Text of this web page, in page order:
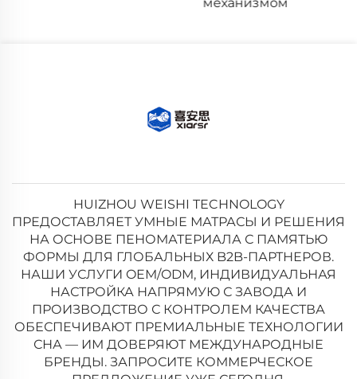
HUIZHOU WEISHI TECHNOLOGY
ПРЕДОСТАВЛЯЕТ УМНЫЕ МАТРАСЫ И РЕШЕНИЯ
НА ОСНОВЕ ПЕНОМАТЕРИАЛА С ПАМЯТЬЮ
ФОРМЫ ДЛЯ ГЛОБАЛЬНЫХ B2B-ПАРТНЕРОВ.
НАШИ УСЛУГИ OEM/ODM, ИНДИВИДУАЛЬНАЯ
НАСТРОЙКА НАПРЯМУЮ С ЗАВОДА И
ПРОИЗВОДСТВО С КОНТРОЛЕМ КАЧЕСТВА
ОБЕСПЕЧИВАЮТ ПРЕМИАЛЬНЫЕ ТЕХНОЛОГИИ
СНА — ИМ ДОВЕРЯЮТ МЕЖДУНАРОДНЫЕ
БРЕНДЫ. ЗАПРОСИТЕ КОММЕРЧЕСКОЕ